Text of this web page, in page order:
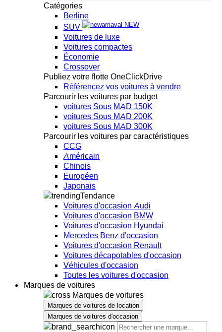
Catégories
Berline
SUV
NEW
Voitures de luxe
Voitures compactes
Économie
Crossover
Publiez votre flotte OneClickDrive
Référencez vos voitures à vendre
Parcourir les voitures par budget
voitures Sous MAD 150K
voitures Sous MAD 200K
voitures Sous MAD 300K
Parcourir les voitures par caractéristiques
CCG
Américain
Chinois
Européen
Japonais
Tendance
Voitures d'occasion Audi
Voitures d'occasion BMW
Voitures d'occasion Hyundai
Mercedes Benz d'occasion
Voitures d'occasion Renault
Voitures décapotables d'occasion
Véhicules d'occasion
Toutes les voitures d'occasion
Marques de voitures
Marques de voitures
Marques de voitures de location
Marques de voitures d'occasion